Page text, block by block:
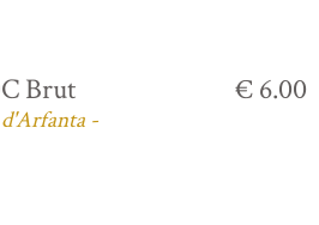
Brut
-
€ 6.00